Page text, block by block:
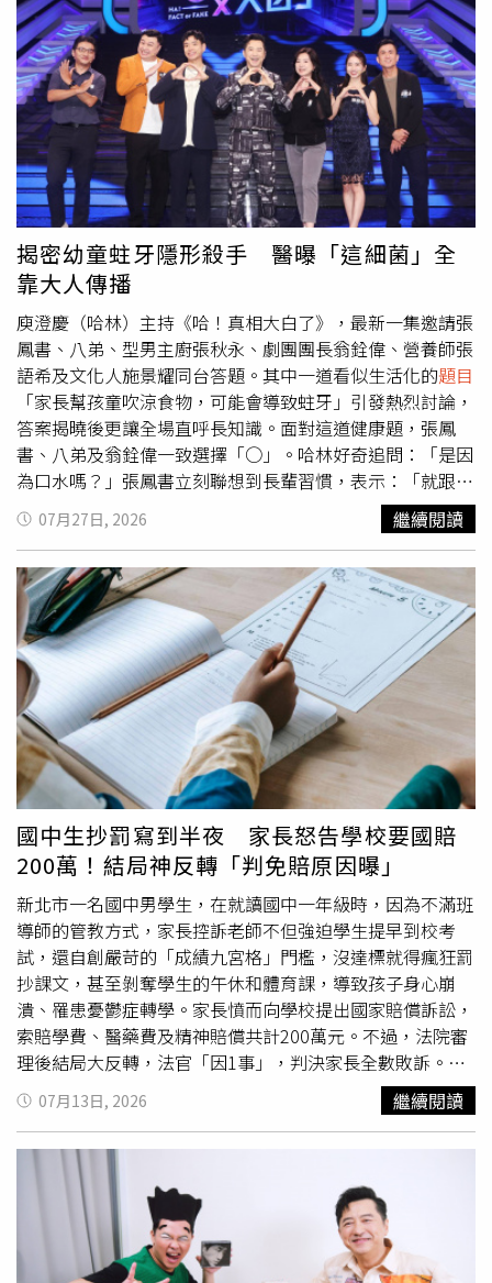
國學生們面對此類大型且抽象之跨領域挑戰，仍能展現扎實
經濟模型建立能力，不僅順利於筆試項目拿下全球第一，也
深刻體現我國推動雙語教育與跨領域素養培育之堅實成果。
次「愛心貼圖事件」發生在補習班70人群組，女老師因調課
需確認教室，同樣是講完謝謝，老闆傳了「饅頭人愛心」；
第三次「愛心貼圖事件」則是兩人對話框，老闆先傳年終餐
會邀請卡的圖片，女老師回了「超棒的」貼圖，老闆再傳
「小熊愛心」；第四次「愛心貼圖事件」也是私訊情境，女
老師請老闆更改授課時數，老闆回答休假中晚上看，女老師
回覆「了解」圖，老闆回傳「小熊愛心」圖；第五次「愛心
貼圖事件」，女老師提供銀行帳戶給老闆匯款，老闆回她晚
上轉、人在國外，女老師說沒問題之後，老闆以「饅頭人愛
心」作結。「lp事件」發生在女老師最後一天上班，她和老
闆用LINE對話超過2小時，抱怨老闆常批評她教不好、讓她
沒學生可教，談到時薪行情時，老闆說「我以為你都要
1000以上」、「我把你畫在1000的區塊」，女老師回覆
「之前那個拿多益題目給他寫的，也是跟我拿一樣的錢，
1000高中在你這邊也不算高吧」，老闆回答「我想說儘量
塞1000給你，不然你那麼認真，我自己都不好意思」、
「沒喔 ，他只拿600，但你們兩個認真程度完全不同，完全
『lp比雞腿』不一樣」。女老師提告控訴老闆多次性騷擾，
將她「置於敵意性、脅迫性、冒犯性之工作環境」，對此求
償50萬元；補習班沒遵照性別平等法的規定設置性騷擾申訴
機制，導致她求助無門，她在另一件工資與勞健保的官司
中，已提及老闆性騷，老闆卻沒立刻採取補救措施，新北市
政府評議後亦審定補習班違規，這部分也要求償50萬元，合
計100萬。補習班老闆答辯，愛心貼圖不分男女他都會傳，
用意是傳達友好、感謝、鼓勵；「lp比雞腿」不具有性意
涵，當時他跟女老師討論收費問題，他認為女老師跟其他教
師的認真程度完全不同，所以費用不同，實際上女老師在職
期間從未反映不舒服或申訴性騷擾。法院看完雙方對話之
後，採信補習班老闆的說詞，愛心貼圖在Line中頗為常見，
不屬於性要求、具有性意味或性別歧視的言詞，因此不算是
性騷擾。至於「lp（即𡳞脬）比雞腿」，法官指出，來自於
台語俗諺「𡳞鳥比雞腿」，意指不同事物完全無法比較，補
習班老闆和女老師爭執排課、時薪，以「lp比雞腿」表示女
老師與其他老師的表現無法比較，言語固然粗俗，但對照前
後文脈絡，看不出有什麼性要求、性意味或性別歧視，並非
性騷擾。新北市府雖審定補習班違反性平法，但北院指出，
女老師可獲賠償的前提是「性騷擾行為被害人」，既然補習
班老闆不構成性騷，女老師何來損害？即使補習班沒盡到補
救義務，頂多違背行政法規，不足以認定女老師求償合理。
本案尚未確定，可上訴高等法院。
揭密幼童蛀牙隱形殺手 醫曝「這細菌」全
靠大人傳播
庾澄慶（哈林）主持《哈！真相大白了》，最新一集邀請張
鳳書、八弟、型男主廚張秋永、劇團團長翁銓偉、營養師張
語希及文化人施景耀同台答題。其中一道看似生活化的題目
「家長幫孩童吹涼食物，可能會導致蛀牙」引發熱烈討論，
答案揭曉後更讓全場直呼長知識。面對這道健康題，張鳳
書、八弟及翁銓偉一致選擇「○」。哈林好奇追問：「是因
為口水嗎？」張鳳書立刻聯想到長輩習慣，表示：「就跟阿
嬤嚼碎給孩子吃，不是一樣的事嗎？」但隨即又猶豫地說：
「蛀牙可能是糖吧？」哈林則質疑，吹涼食物與直接嚼碎相
比，是否真的會造成影響。張鳳書推測吹氣時可能會夾帶唾
液，還一邊示範笑說：「吹，有時候會牽絲。」沒想到八弟
立刻神補刀：「那是吐涼吧！」一句話讓全場笑翻，八弟則
補充：「感覺細菌會跟著飛沫一起出去。」另一派則有不同
看法。張語希、張秋永與施景耀選擇「╳」，張語希表示：
「除非吹的時候有口水一起噴過去，就像有人吹蠟燭會噴很
多口水，那就有可能；如果只是吹風，應該還好。」哈林聽
完後還模仿阿嬤缺牙吹氣的模樣，笑稱：「搞不好假牙一起
噴出去。」再次逗樂眾人。答案公布後，醫師林品安證實正
解為「○」，並解釋，吹涼食物其實可能成為蛀牙菌傳播的
重要途徑，「吹涼食物這個動作，就是對小孩做一個蛀牙菌
的大傳染，因為嬰孩時期口腔其實沒有任何蛀牙菌」，他指
出，造成蛀牙的主要細菌「轉糖鏈球菌」，幾乎都是由大人
傳給孩子。林品安進一步說明，除了吹涼食物，咬碎食物餵
食或親吻嘴巴等行為，都可能將細菌傳給幼童。當孩子約6
個月開始長出乳牙後，細菌便可能快速附著並侵蝕牙齒，提
高蛀牙風險。聽完專業解析後，哈林忍不住驚呼：「我們一
直以為吃東西不刷牙才會蛀牙，所以小朋友蛀牙有很大比例
是透過大人。」林品安則補充，研究顯示，幼童蛀牙菌幾乎
都是由照顧者傳染，2至3歲幼童已有約三成出現蛀牙情形，
因此照顧者的口腔衛生及餵食習慣格外重要，也讓現場來賓
全都驚訝不已。
07月27日, 2026 繼續閱讀
國中生抄罰寫到半夜 家長怒告學校要國賠
200萬！結局神反轉「判免賠原因曝」
新北市一名國中男學生，在就讀國中一年級時，因為不滿班
導師的管教方式，家長控訴老師不但強迫學生提早到校考
試，還自創嚴苛的「成績九宮格」門檻，沒達標就得瘋狂罰
抄課文，甚至剝奪學生的午休和體育課，導致孩子身心崩
潰、罹患憂鬱症轉學。家長憤而向學校提出國家賠償訴訟，
索賠學費、醫藥費及精神賠償共計200萬元。不過，法院審
理後結局大反轉，法官「因1事」，判決家長全數敗訴。國
中男家長控訴般導太嚴苛，制定「目標九宮格」的成績單，
考試沒過就要抄寫課文，孩子因此常常罰寫到半夜。（示意
圖與本事件無關／翻攝自圖庫Pexels）家長控訴班導「教導
嚴苛」 要求學校賠200萬根據判決書內容，該名男同學的
家長指控，孩子讀國一時，當時的班導師規定非常嚴苛，要
求學生每天早上7點25分就要到校考試或自習，遲到就要罰
抄課文。不僅如此，老師還制定了一張「目標九宮格」的成
績單，訂出孩子根本做不到的高標，只要考試沒過，就要罰
07月13日, 2026 繼續閱讀